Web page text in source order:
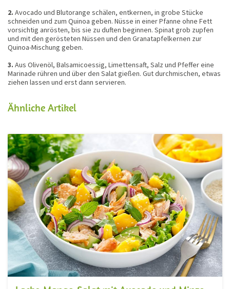
2. Avocado und Blutorange schälen, entkernen, in grobe Stücke
schneiden und zum Quinoa geben. Nüsse in einer Pfanne ohne Fett
vorsichtig anrösten, bis sie zu duften beginnen. Spinat grob zupfen
und mit den gerösteten Nüssen und den Granatapfelkernen zur
Quinoa-Mischung geben.
3. Aus Olivenöl, Balsamicoessig, Limettensaft, Salz und Pfeffer eine
Marinade rühren und über den Salat gießen. Gut durchmischen, etwas
ziehen lassen und erst dann servieren.
Ähnliche Artikel